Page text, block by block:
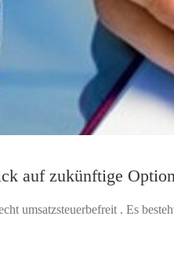
auf zukünftige
umsatzsteuerbefreit . Es